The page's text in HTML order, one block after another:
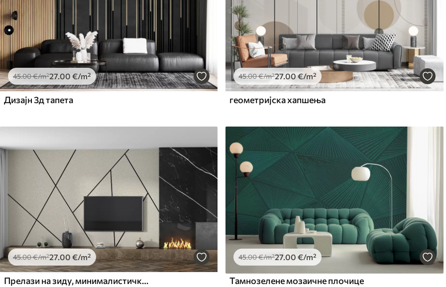
45.00€/m²27.00 €/m²
Дизајн 3д тапета
45.00€/m²27.00 €/m²
геометријска хапшења
45.00€/m²27.00 €/m²
Прелази на зиду, минималистички стил
45.00€/m²27 .00 €/m²
Тамнозелене мозаичне плочице